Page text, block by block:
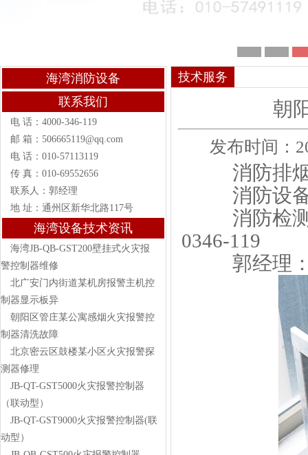
海湾消防设备
联系我们
电 话：4000-346-119
邮 箱：506665119@qq.com
电 话：010-57113119
传 真：010-69552656
联系人：郭经理
地 址：通州区新华北路117号
海湾设备技术资讯
海湾JB-QB-GST200壁挂式火灾报
警控制器维修
北广安门内街道某机房报警主机控
制器显示板异
朝阳区管庄某公寓感烟火灾报警控
制器清洗故障
北京密云区鼓楼某小区火灾报警探
测器修理
JB-QT-GST5000火灾报警控制器
（联动型）
JB-QT-GST9000火灾报警控制器(联
动型）
技术服务
朝
发布时间：
消防排烟
消防设
消防检测
0346-119
郭经理：